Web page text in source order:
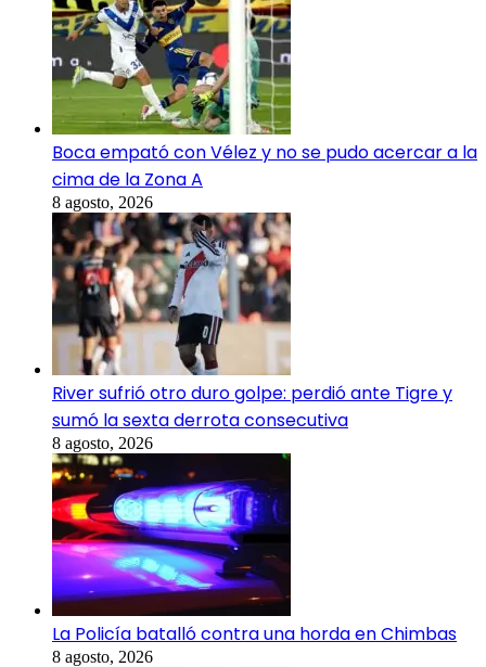
Boca empató con Vélez y no se pudo acercar a la
cima de la Zona A
8 agosto, 2026
River sufrió otro duro golpe: perdió ante Tigre y
sumó la sexta derrota consecutiva
8 agosto, 2026
La Policía batalló contra una horda en Chimbas
8 agosto, 2026